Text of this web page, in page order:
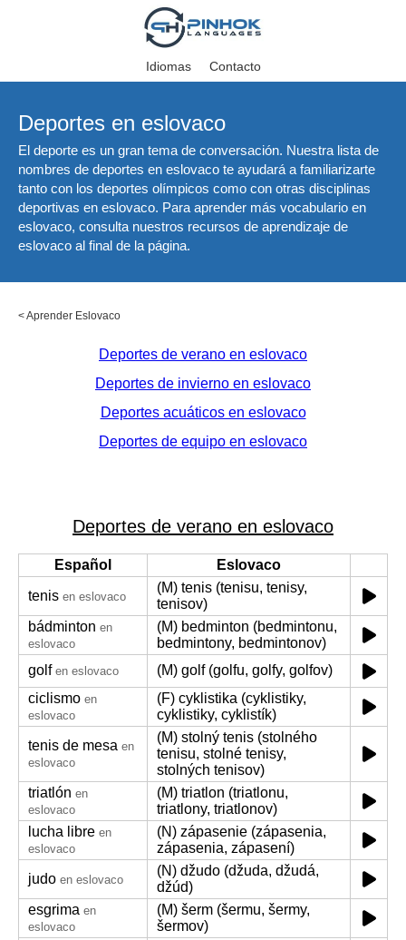
Idiomas Contacto
Deportes en eslovaco
El deporte es un gran tema de conversación. Nuestra lista de
nombres de deportes en eslovaco te ayudará a familiarizarte
tanto con los deportes olímpicos como con otras disciplinas
deportivas en eslovaco. Para aprender más vocabulario en
eslovaco, consulta nuestros recursos de aprendizaje de
eslovaco al final de la página.
<Aprender Eslovaco
Deportes de verano en eslovaco
Deportes de invierno en eslovaco
Deportes acuáticos en eslovaco
Deportes de equipo en eslovaco
Deportes de verano en eslovaco
Español
Eslovaco
tenis en eslovaco
(M) tenis (tenisu, tenisy,
tenisov)
bádminton en
eslovaco
(M) bedminton (bedmintonu,
bedmintony, bedmintonov)
golf en eslovaco
(M) golf (golfu, golfy, golfov)
ciclismo en
eslovaco
(F) cyklistika (cyklistiky,
cyklistiky, cyklistík)
tenis de mesa en
eslovaco
(M) stolný tenis (stolného
tenisu, stolné tenisy,
stolných tenisov)
triatlón en
eslovaco
(M) triatlon (triatlonu,
triatlony, triatlonov)
lucha libre en
eslovaco
(N) zápasenie (zápasenia,
zápasenia, zápasení)
judo en eslovaco
(N) džudo (džuda, džudá,
džúd)
esgrima en
eslovaco
(M) šerm (šermu, šermy,
šermov)